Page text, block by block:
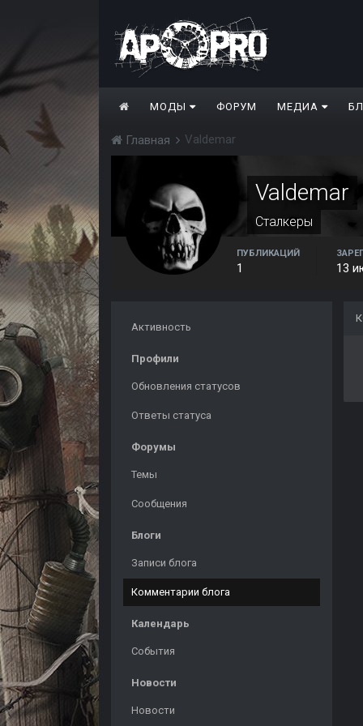
МОДЫ ФОРУМ МЕДИА
Главная Valdemar
Valdemar
Сталкеры
ПУБЛИКАЦИЙ
1 13
Активность
Профили
Обновления статусов
Ответы статуса
Форумы
Темы
Сообщения
Блоги
Записи блога
Комментарии блога
Календарь
События
Новости
Новости